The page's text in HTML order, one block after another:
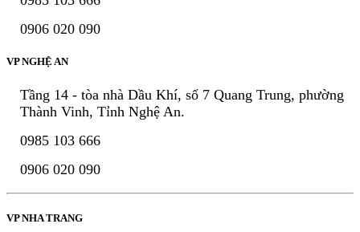
0906 020 090
VP NGHỆ AN
Tầng 14 - tòa nhà Dầu Khí, số 7 Quang Trung, phường
Thành Vinh, Tỉnh Nghệ An.
0985 103 666
0906 020 090
VP NHA TRANG